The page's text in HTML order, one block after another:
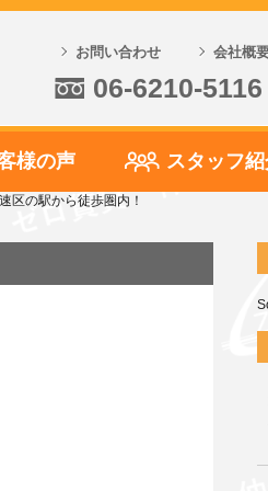
お問い合わせ 会社概
06-6210-5116
様の声 スタッフ
区の駅から徒歩圏内！